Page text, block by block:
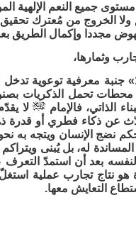
جميع النعم الإلهية
ولا الخروج من مُعترك
مجددا وإكمال الطريق
وثمارها،
«طول التجارب زيادة في العقل» «بحار الأنوار ج 78 ص
محطات تحمل الذكريات
الذاتي، فالإمام
لا
عن ذكاء فطري أو قدرة
الإنسان ويتجه به نحو
له، بل يُبنى
بعد أن استمدّ
نتاج تجارب عملية
التعايش معها.